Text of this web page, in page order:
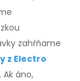
zahŕňame
z Electro
. Ak áno,